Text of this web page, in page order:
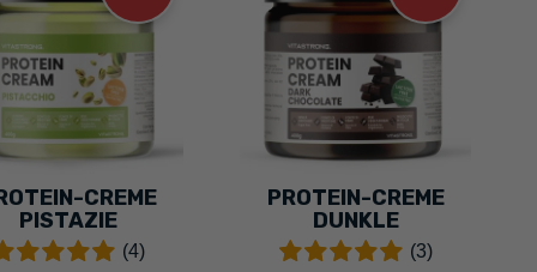
CREME
PISTAZIE
(4)
PROTEIN-CREME
DUNKLE
SCHOKOLADE
(3)